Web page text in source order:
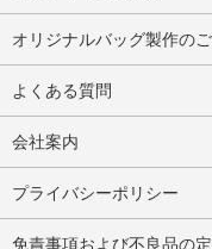
オリジナルバッグ製作の
よくある質問
会社案内
プライバシーポリシー
免責事項および不良品の